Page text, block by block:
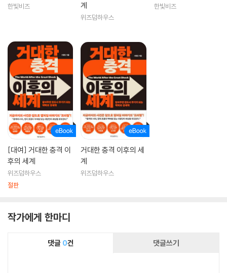
수 있다. 《거대한 충격 이후의 세계》(위즈덤하우스, 2023)를 썼다.
한빛비즈
계
위즈덤하우스
한빛비즈
[대여] 거대한 충격 이
후의 세계
위즈덤하우스
절판
거대한 충격 이후의 세
계
위즈덤하우스
작가에게 한마디
댓글 0건 댓글쓰기